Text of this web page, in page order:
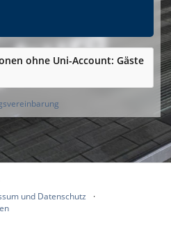
ohne Uni-Account: Gäste
und Datenschutz